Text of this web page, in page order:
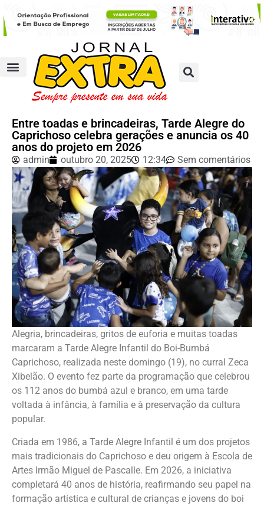
Entre toadas e brincadeiras, Tarde Alegre do
Caprichoso celebra gerações e anuncia os 40
anos do projeto em 2026
admin outubro 20, 2025 12:34 Sem comentários
Alegria, brincadeiras, gritos de euforia e muitas toadas
marcaram a Tarde Alegre Infantil do Boi-Bumbá
Caprichoso, realizada neste domingo (19), no curral Zeca
Xibelão. O evento fez parte da programação que celebrou
os 112 anos do bumbá azul e branco, em uma tarde
voltada à infância, à família e à preservação da cultura
popular.
Criada em 1986, a Tarde Alegre Infantil é um dos projetos
mais tradicionais do Caprichoso e deu origem à Escola de
Artes Irmão Miguel de Pascalle. Em 2026, a iniciativa
completará 40 anos de história, reafirmando seu papel na
formação artística e cultural de crianças e jovens do boi